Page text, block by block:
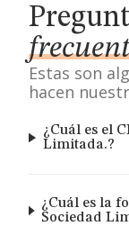
Estas son
hacen
¿Cuál es el
Limitada.?
¿Cuál es la
Sociedad